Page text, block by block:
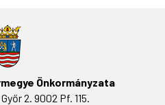
Önkormányzata
2. 9002 Pf. 115.